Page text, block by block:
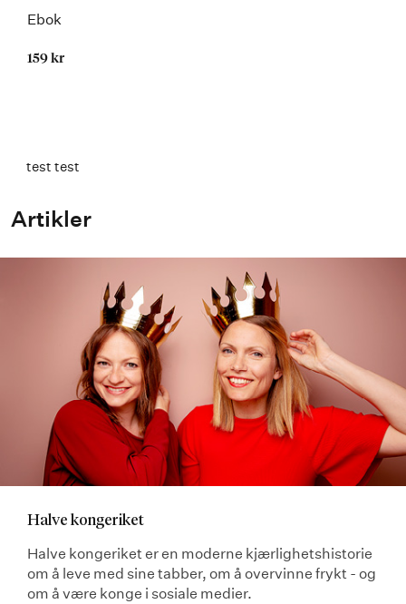
Ebok
159 kr
test test
Artikler
Halve kongeriket
Halve kongeriket er en moderne kjærlighetshistorie
om å leve med sine tabber, om å overvinne frykt - og
om å være konge i sosiale medier.